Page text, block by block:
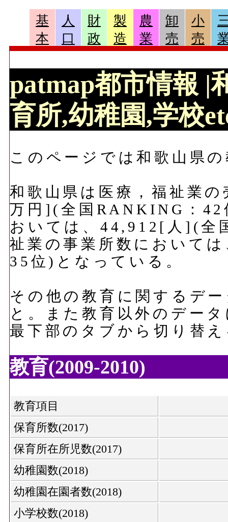
基
本
人
口
財
政
製
造
農
業
卸
売
小
売
patmap都市情報 |
育所,幼稚園,学校
このページでは和歌山県
和歌山県は医療，福祉業
万円](全国RANKING：42
おいては、44,912[人](全
祉業の事業所数において
35位)となっている。
その他の教育に関するデ
と。また教育以外のデー
最下部のタブから切り替
教育(2009-2010)
教育項目
保育所数(2017)
保育所在所児数(2017)
幼稚園数(2018)
幼稚園在園者数(2018)
小学校数(2018)